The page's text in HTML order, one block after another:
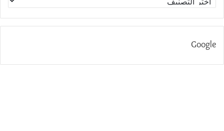
Google